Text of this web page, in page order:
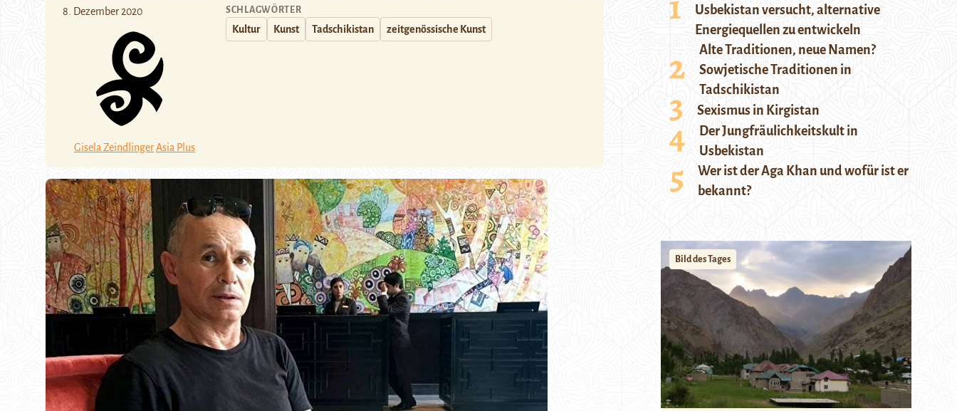
8. Dezember 2020
Gisela ZeindlingerAsia Plus
SCHLAGWÖRTER
Kultur Kunst Tadschikistan zeitgenössische Kunst
Usbekistan versucht, alternative
Energiequellen zu entwickeln
Alte Traditionen, neue Namen?
Sowjetische Traditionen in
Tadschikistan
Sexismus in Kirgistan
Der Jungfräulichkeitskult in
Usbekistan
Wer ist der Aga Khan und wofür ist er
bekannt?
Bild des Tages